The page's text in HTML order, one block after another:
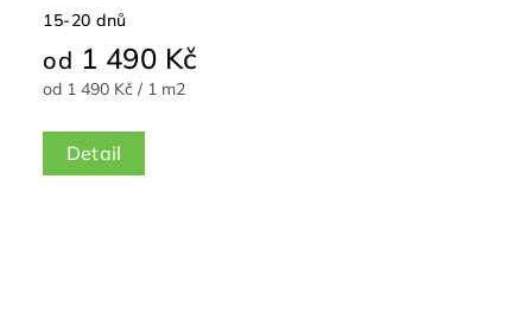
15-20 dnů
od 1 490 Kč
od 1 490 Kč / 1 m2
Detail